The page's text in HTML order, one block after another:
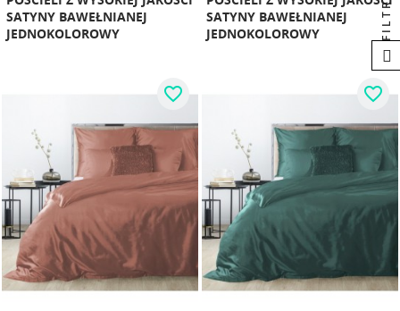
SATYNY BAWEŁNIANEJ
JEDNOKOLOROWY
SATYNY BAWEŁNIANEJ
JEDNOKOLOROWY
favorite_border favorite_border